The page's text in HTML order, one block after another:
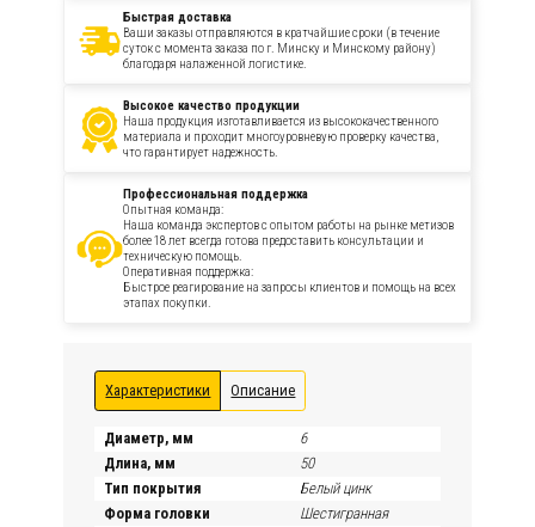
Быстрая доставка
Ваши заказы отправляются в кратчайшие сроки (в течение
суток с момента заказа по г. Минску и Минскому району)
благодаря налаженной логистике.
Высокое качество продукции
Наша продукция изготавливается из высококачественного
материала и проходит многоуровневую проверку качества,
что гарантирует надежность.
Профессиональная поддержка
Опытная команда:
Наша команда экспертов с опытом работы на рынке метизов
более 18 лет всегда готова предоставить консультации и
техническую помощь.
Оперативная поддержка:
Быстрое реагирование на запросы клиентов и помощь на всех
этапах покупки.
Характеристики Описание
Диаметр, мм
6
Длина, мм
50
Тип покрытия
Белый цинк
Форма головки
Шестигранная